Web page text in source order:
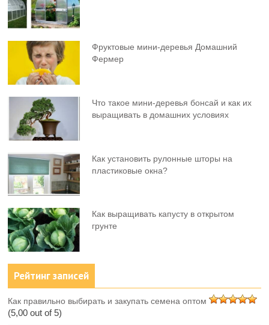
Фруктовыe мини-деревья Домашний
Фермер
Что такое мини-деревья бонсай и как их
выращивать в домашних условиях
Как установить рулонные шторы на
пластиковые окна?
Как выращивать капусту в открытом
грунте
Рейтинг записей
Как правильно выбирать и закупать семена оптом
(5,00 out of 5)